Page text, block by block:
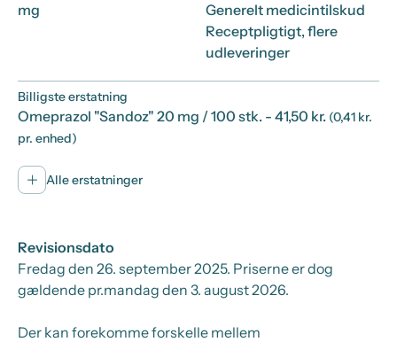
mg
Generelt medicintilskud
Receptpligtigt, flere
udleveringer
Billigste erstatning
Omeprazol "Sandoz" 20 mg / 100 stk. - 41,50 kr. (0,41 kr.
pr. enhed)
Alle erstatninger
Revisionsdato
Fredag den 26. september 2025. Priserne er dog
gældende pr.mandag den 3. august 2026.
Der kan forekomme forskelle mellem